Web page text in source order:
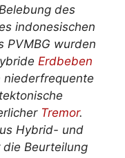
des
indonesischen
PVMBG wurden
Erdbeben
niederfrequente
Tremor.
Hybrid- und
Beurteilung